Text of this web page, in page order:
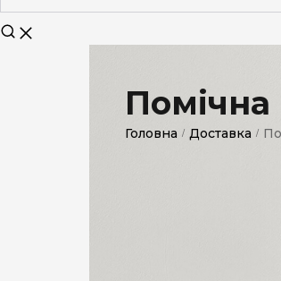
Помічна
Головна / Доставка /